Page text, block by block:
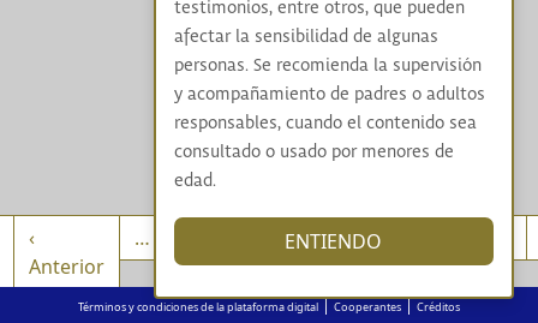
página
‹
AnteriorPágina anterior
… 12 13
Términos y condiciones de la plataforma digital|Cooperantes|Créditos
testimonios, entre otros, que pueden
afectar la sensibilidad de algunas
personas. Se recomienda la supervisión
y acompañamiento de padres o adultos
responsables, cuando el contenido sea
consultado o usado por menores de
edad.
ENTIENDO